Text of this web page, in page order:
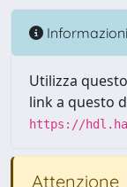
Informazioni
Utilizza
link a questo
https://
Attenzione